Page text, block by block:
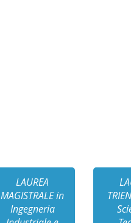
LAUREA
MAGISTRALE in
Ingegneria